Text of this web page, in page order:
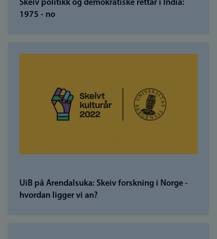
Skeiv politikk og demokratiske rettar i India:
1975 - no
UiB på Arendalsuka: Skeiv forskning i Norge -
hvordan ligger vi an?